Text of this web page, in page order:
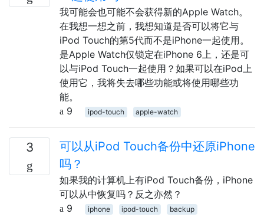
我可能会也可能不会获得新的Apple Watch。
在我想一想之前，我想知道是否可以将它与
iPod Touch的第5代而不是iPhone一起使用。
是Apple Watch仅锁定在iPhone 6上，还是可
以与iPod Touch一起使用？如果可以在iPod上
使用它，我将失去哪些功能或将使用哪些功
能。
9
ipod-touch apple-watch
3
可以从iPod Touch备份中还原iPhone
吗？
如果我的计算机上有iPod Touch备份，iPhone
可以从中恢复吗？反之亦然？
9
iphone ipod-touch backup